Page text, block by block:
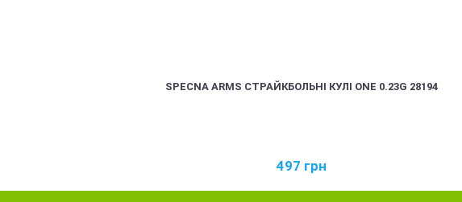
SPECNA ARMS СТРАЙКБОЛЬНІ КУЛІ ONE 0.23G 28194
497 грн